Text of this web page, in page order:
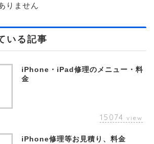
りません
いる記事
iPhone・iPad修理のメニュー・料
金
15074 view
iPhone修理等お見積り、料金